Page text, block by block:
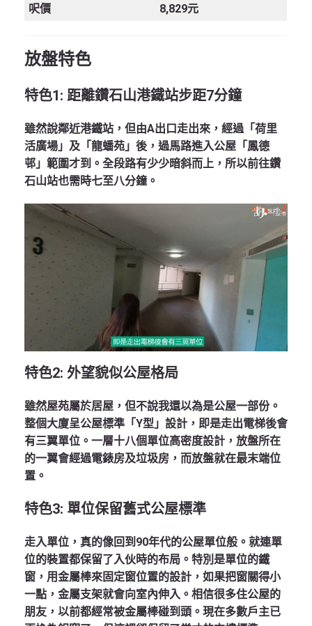
呎價
8,829元
放盤特色
特色1: 距離鑽石山港鐵站步距7分鐘
雖然說鄰近港鐵站，但由A出口走出來，經過「荷里
活廣場」及「龍蟠苑」後，過馬路進入公屋「鳳德
邨」範圍才到。全段路有少少暗斜而上，所以前往鑽
石山站也需時七至八分鐘。
特色2: 外望貌似公屋格局
雖然屋苑屬於居屋，但不說我還以為是公屋一部份。
整個大廈呈公屋標準「Y型」設計，即是走出電梯後會
有三翼單位。一層十八個單位高密度設計，放盤所在
的一翼會經過電錶房及垃圾房，而放盤就在最末端位
置。
特色3: 單位保留舊式公屋標準
走入單位，真的像回到90年代的公屋單位般。就連單
位的裝置都保留了入伙時的布局。特別是單位的鐵
窗，用金屬棒來固定窗位置的設計，如果把窗關得小
一點，金屬支架就會向室內伸入。相信很多住公屋的
朋友，以前都經常被金屬棒碰到頭。現在多數戶主已